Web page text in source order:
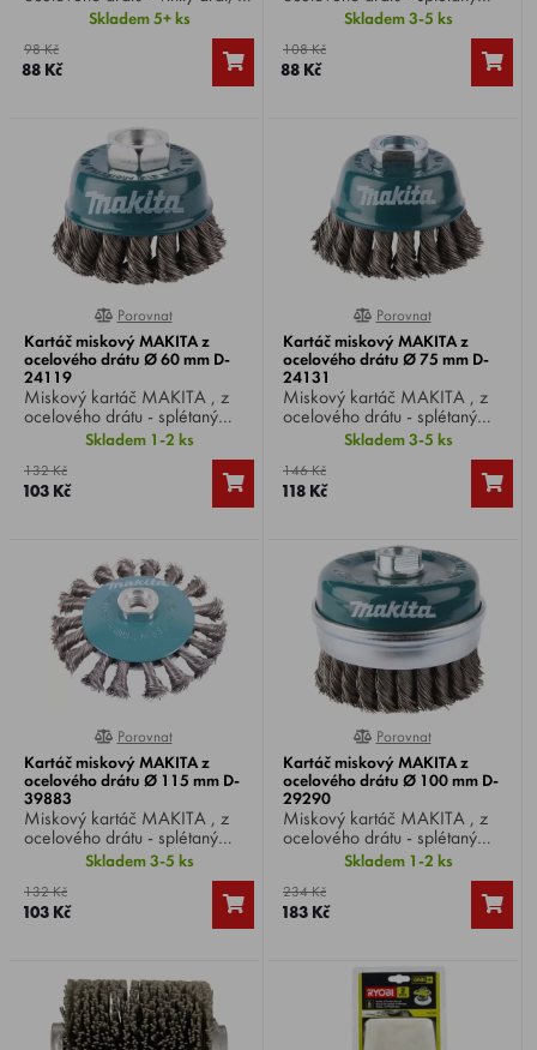
drátu 0,3 mm, Ø kartáče 75
mm, upnutí M14, vhodný pro
úhlové brusky Ø 125 / 150
mm.
Skladem 5+ ks
98 Kč
88 Kč
drát, Ø drátu 0,5 mm, Ø
kartáče 100 mm, upnutí M14,
vhodný pro úhlové brusky Ø
180 / 230 mm.
Skladem 3-5 ks
108 Kč
88 Kč
0%
Porovnat
Kartáč miskový MAKITA z
ocelového drátu Ø 60 mm D-
24119
Miskový kartáč MAKITA , z
ocelového drátu - splétaný
drát, Ø drátu 0,5 mm, Ø
kartáče 60 mm, upnutí M14,
vhodný pro úhlové brusky Ø
125 / 150 mm.
Skladem 1-2 ks
132 Kč
103 Kč
0%
Porovnat
Kartáč miskový MAKITA z
ocelového drátu Ø 75 mm D-
24131
Miskový kartáč MAKITA , z
ocelového drátu - splétaný
drát, Ø drátu 0,5 mm, Ø
kartáče 75 mm, upnutí M14,
vhodný pro úhlové brusky Ø
125 / 150 mm.
Skladem 3-5 ks
146 Kč
118 Kč
0%
Porovnat
Kartáč miskový MAKITA z
ocelového drátu Ø 115 mm D-
39883
Miskový kartáč MAKITA , z
ocelového drátu - splétaný
drát, Ø drátu 0,5 mm, Ø
kartáče 115 mm, upnutí M14,
vhodný pro úhlové brusky Ø
180 / 230 mm.
Skladem 3-5 ks
132 Kč
103 Kč
0%
Porovnat
Kartáč miskový MAKITA z
ocelového drátu Ø 100 mm D-
29290
Miskový kartáč MAKITA , z
ocelového drátu - splétaný
drát, Ø drátu 0,5 mm, Ø
kartáče 100 mm, upnutí M14,
vhodný pro úhlové brusky Ø
180 / 230 mm.
Skladem 1-2 ks
234 Kč
183 Kč